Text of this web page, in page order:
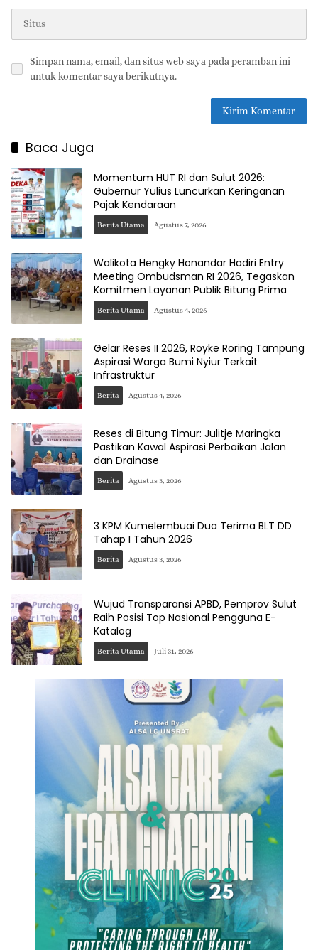
Simpan nama, email, dan situs web saya pada peramban ini
untuk komentar saya berikutnya.
Baca Juga
Momentum HUT RI dan Sulut 2026:
Gubernur Yulius Luncurkan Keringanan
Pajak Kendaraan
Berita Utama Agustus 7, 2026
Walikota Hengky Honandar Hadiri Entry
Meeting Ombudsman RI 2026, Tegaskan
Komitmen Layanan Publik Bitung Prima
Berita Utama Agustus 4, 2026
Gelar Reses II 2026, Royke Roring Tampung
Aspirasi Warga Bumi Nyiur Terkait
Infrastruktur
Berita Agustus 4, 2026
Reses di Bitung Timur: Julitje Maringka
Pastikan Kawal Aspirasi Perbaikan Jalan
dan Drainase
Berita Agustus 3, 2026
3 KPM Kumelembuai Dua Terima BLT DD
Tahap I Tahun 2026
Berita Agustus 3, 2026
Wujud Transparansi APBD, Pemprov Sulut
Raih Posisi Top Nasional Pengguna E-
Katalog
Berita Utama Juli 31, 2026